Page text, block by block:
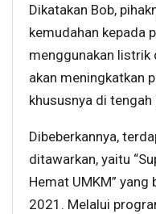
Dikatakan Bob,
kemudahan kepada
menggunakan listrik
akan meningkatkan
khususnya di
Dibeberkannya,
ditawarkan, yaitu
Hemat UMKM”
2021. Melalui